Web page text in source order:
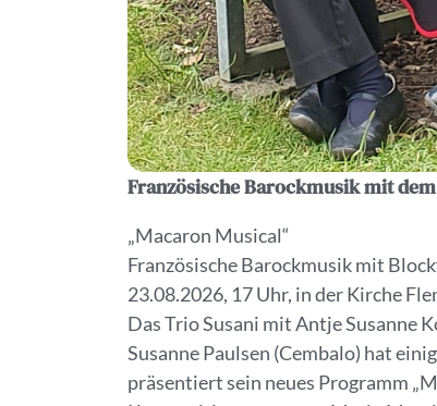
Französische Barockmusik mit
„Macaron Musical“
Französische Barockmusik mit
23.08.2026, 17 Uhr, in der Kirche
Das Trio Susani mit Antje Susanne
Susanne Paulsen (Cembalo) hat
präsentiert sein neues Programm